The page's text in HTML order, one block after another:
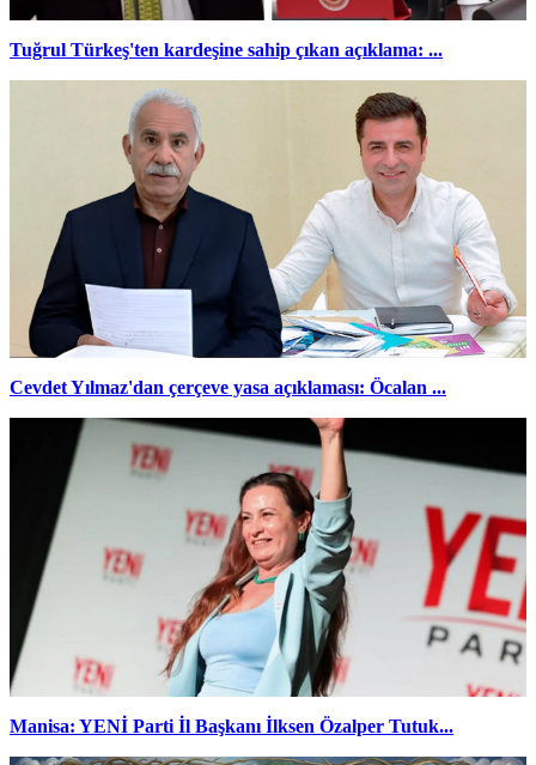
Tuğrul Türkeş'ten kardeşine sahip çıkan açıklama: ...
Cevdet Yılmaz'dan çerçeve yasa açıklaması: Öcalan ...
Manisa: YENİ Parti İl Başkanı İlksen Özalper Tutuk...